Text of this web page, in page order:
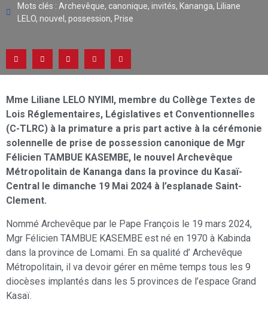
Mots clés : Archevêque, canonique, invités, Kananga,
Liliane
LELO, nouvel , possession, Prise
Mme Liliane LELO NYIMI, membre du Collège Textes de
Lois Réglementaires, Législatives et Conventionnelles
(C-TLRC) à la primature a pris part active à la cérémonie
solennelle de prise de possession canonique de Mgr
Félicien TAMBUE KASEMBE, le nouvel Archevêque
Métropolitain de Kananga dans la province du Kasaï-
Central le dimanche 19 Mai 2024 à l’esplanade Saint-
Clement.
Nommé Archevêque par le Pape François le 19 mars 2024,
Mgr Félicien TAMBUE KASEMBE est né en 1970 à Kabinda
dans la province de Lomami. En sa qualité d’ Archevêque
Métropolitain, il va devoir gérer en même temps tous les 9
diocèses implantés dans les 5 provinces de l’espace Grand
Kasaï.